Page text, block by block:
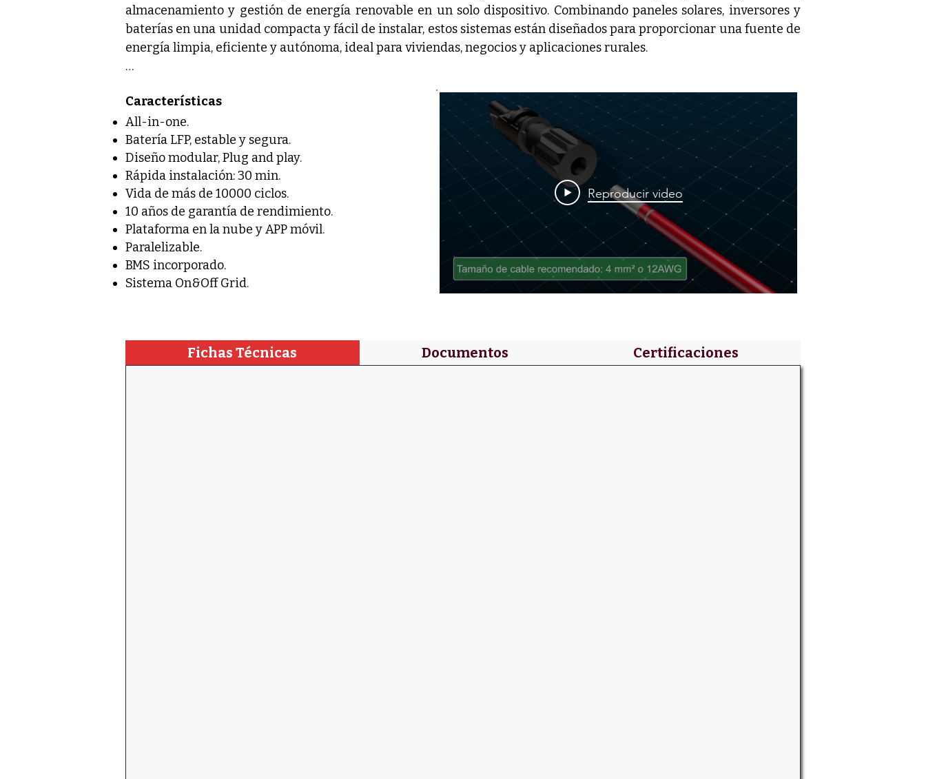
almacenamiento y gestión de energía renovable en un solo dispositivo. Combinando paneles solares, inversores y
baterías en una unidad compacta y fácil de instalar, estos sistemas están diseñados para proporcionar una fuente de
energía limpia, eficiente y autónoma, ideal para viviendas, negocios y aplicaciones rurales.
energético, garantizando un suministro constante de electricidad, incluso en áreas remotas o fuera de la red. Son la
opción perfecta para quienes buscan simplificar la instalación y operación de sus sistemas solares, maximizando la
eficiencia y reduciendo costos, todo en una solución compacta y de alto rendimiento.
Características
All-in-one.
Batería LFP, estable y segura.
Diseño modular, Plug and play.
Rápida instalación: 30 min.
Vida de más de 10000 ciclos.
10 años de garantía de rendimiento.
Plataforma en la nube y APP móvil.
Paralelizable.
BMS incorporado.
Sistema On&Off Grid.
Reproducir video
Fichas Técnicas Documentos Certificaciones